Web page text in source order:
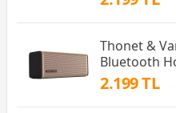
Thonet &
Bluetooth
2.199 TL